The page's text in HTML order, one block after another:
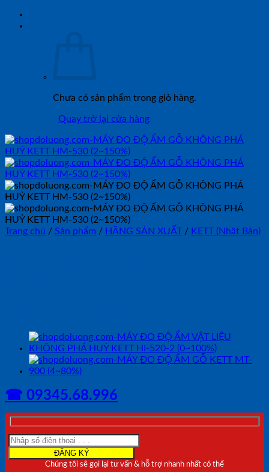
Chưa có sản phẩm trong giỏ hàng.
Quay trở lại cửa hàng
Trang chủ / Sản phẩm / HÃNG SẢN XUẤT / KETT (Nhật Bản)
☎ 09345.68.996
Chúng tôi sẽ gọi lại tư vấn & hỗ trợ nhanh nhất có thể